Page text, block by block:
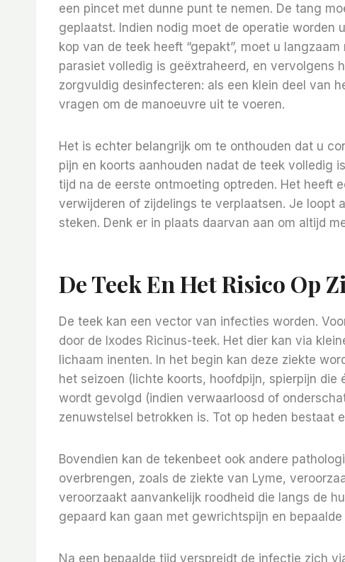
een pincet met dunne punt te nemen. De tang
geplaatst. Indien nodig moet de operatie worden
kop van de teek heeft “gepakt”, moet u
parasiet volledig is geëxtraheerd, en vervolgens
zorgvuldig desinfecteren: als een klein deel van
vragen om de manoeuvre uit te voeren.
Het is echter belangrijk om te onthouden dat u
pijn en koorts aanhouden nadat de teek volledig
tijd na de eerste ontmoeting optreden. Het heeft
verwijderen of zijdelings te verplaatsen. Je loopt
steken. Denk er in plaats daarvan aan om altijd
De Teek En Het Risico Op
De teek kan een vector van infecties worden.
door de Ixodes Ricinus-teek. Het dier kan via
lichaam inenten. In het begin kan deze ziekte
het seizoen (lichte koorts, hoofdpijn, spierpijn
wordt gevolgd (indien verwaarloosd of
zenuwstelsel betrokken is. Tot op heden bestaat
Bovendien kan de tekenbeet ook andere
overbrengen, zoals de ziekte van Lyme,
veroorzaakt aanvankelijk roodheid die langs de
gepaard kan gaan met gewrichtspijn en
Na een bepaalde tijd verspreidt de infectie zich